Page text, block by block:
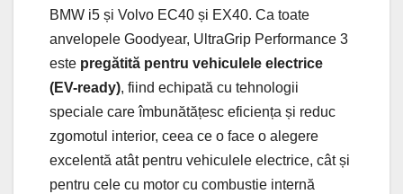
BMW i5 și Volvo EC40 și EX40. Ca toate
anvelopele Goodyear, UltraGrip Performance 3
este pregătită pentru vehiculele electrice
(EV-ready), fiind echipată cu tehnologii
speciale care îmbunătățesc eficiența și reduc
zgomotul interior, ceea ce o face o alegere
excelentă atât pentru vehiculele electrice, cât și
pentru cele cu motor cu combustie internă